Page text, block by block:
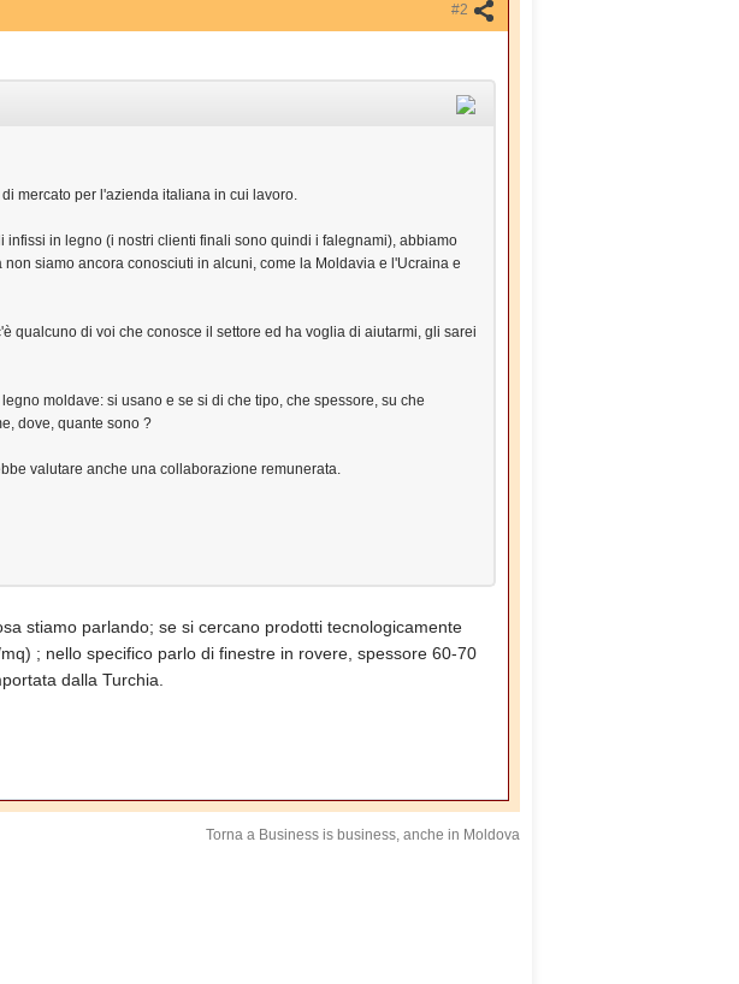
#2
mercato per l'azienda italiana in cui lavoro.
in legno (i nostri clienti finali sono quindi i falegnami), abbiamo
siamo ancora conosciuti in alcuni, come la Moldavia e l'Ucraina e
qualcuno di voi che conosce il settore ed ha voglia di aiutarmi, gli sarei
moldave: si usano e se si di che tipo, che spessore, su che
dove, quante sono ?
valutare anche una collaborazione remunerata.
stiamo parlando; se si cercano prodotti tecnologicamente
; nello specifico parlo di finestre in rovere, spessore 60-70
dalla Turchia.
Torna a Business is business, anche in Moldova